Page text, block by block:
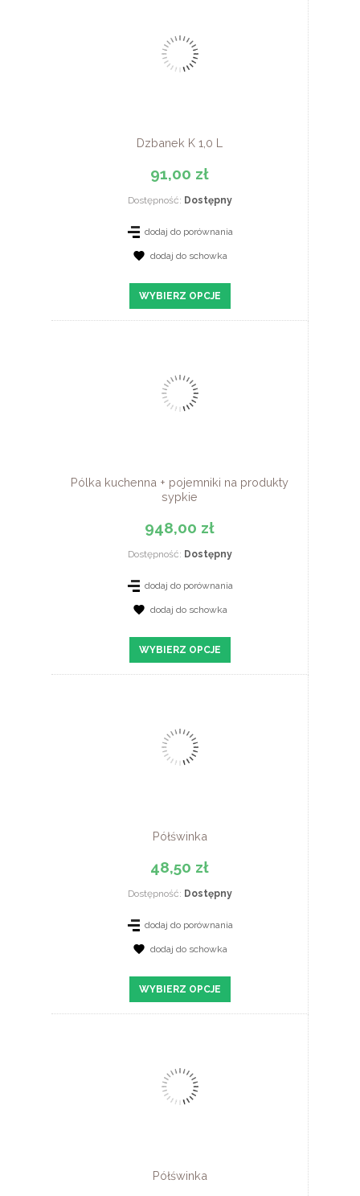
Dzbanek K 1,0 L
91,00 zł
Dostępność: Dostępny
dodaj do porównania
dodaj do schowka
WYBIERZ OPCJE
Pólka kuchenna + pojemniki na produkty
sypkie
948,00 zł
Dostępność: Dostępny
dodaj do porównania
dodaj do schowka
WYBIERZ OPCJE
Półświnka
48,50 zł
Dostępność: Dostępny
dodaj do porównania
dodaj do schowka
WYBIERZ OPCJE
Półświnka